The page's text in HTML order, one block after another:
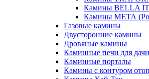
Камины BELLA
Камины МЕТА
Газовые камины
Двусторонние камины
Дровяные камины
Каминные печи для дачи
Каминные порталы
Камины с контуром